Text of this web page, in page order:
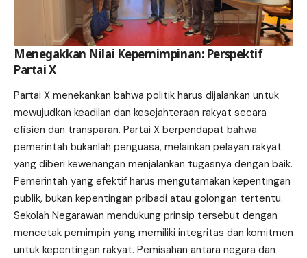
Menegakkan Nilai Kepemimpinan: Perspektif
Partai X
Partai X menekankan bahwa politik harus dijalankan untuk
mewujudkan keadilan dan kesejahteraan rakyat secara
efisien dan transparan. Partai X berpendapat bahwa
pemerintah bukanlah penguasa, melainkan pelayan rakyat
yang diberi kewenangan menjalankan tugasnya dengan baik.
Pemerintah yang efektif harus mengutamakan kepentingan
publik, bukan kepentingan pribadi atau golongan tertentu.
Sekolah Negarawan mendukung prinsip tersebut dengan
mencetak pemimpin yang memiliki integritas dan komitmen
untuk kepentingan rakyat. Pemisahan antara negara dan